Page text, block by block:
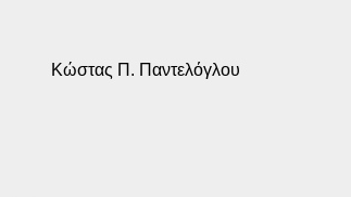
Κώστας Π. Παντελόγλου